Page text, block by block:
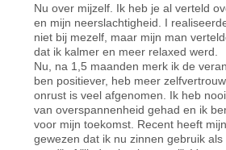
Nu over mijzelf. Ik heb je al verteld
en mijn neerslachtigheid. I
niet bij mezelf, maar mijn man
dat ik kalmer en meer relaxed werd.
Nu, na 1,5 maanden merk ik de
ben positiever, heb meer
onrust is veel afgenomen. Ik heb
van overspannenheid gehad en ik
voor mijn toekomst. Recent heeft
gewezen dat ik nu zinnen gebruik